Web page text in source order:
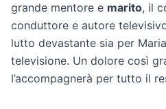
grande mentore e marito, il
conduttore e autore
lutto devastante sia per
televisione. Un dolore così
l’accompagnerà per tutto il